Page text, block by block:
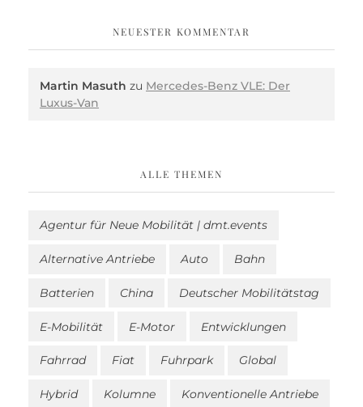
NEUESTER KOMMENTAR
Martin Masuth zu Mercedes-Benz VLE: Der
Luxus-Van
ALLE THEMEN
Agentur für Neue Mobilität | dmt.events
Alternative Antriebe Auto Bahn
Batterien China Deutscher Mobilitätstag
E-Mobilität E-Motor Entwicklungen
Fahrrad Fiat Fuhrpark Global
Hybrid Kolumne Konventionelle Antriebe